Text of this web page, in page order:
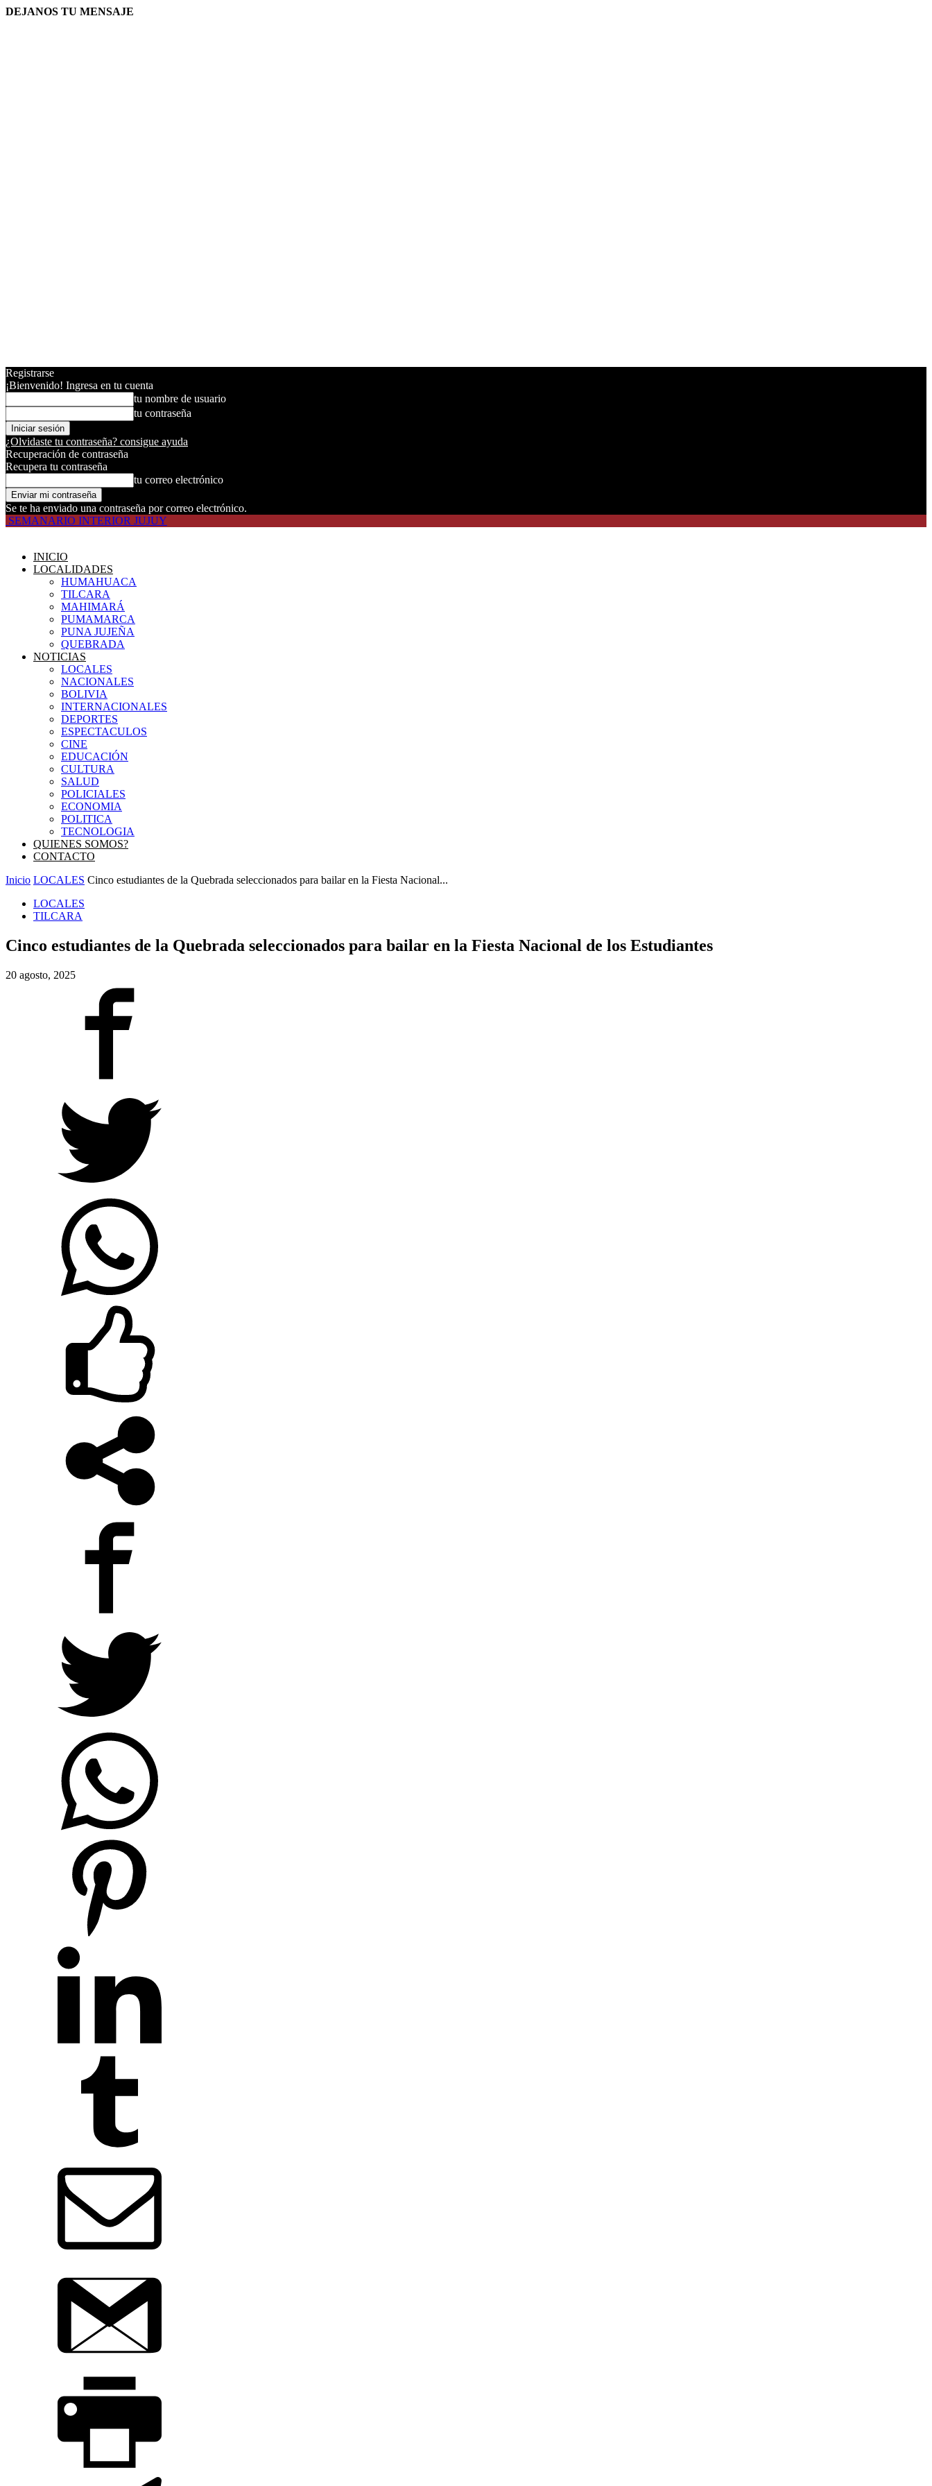
DEJANOS TU MENSAJE
Registrarse
¡Bienvenido! Ingresa en tu cuenta
tu nombre de usuario
tu contraseña
¿Olvidaste tu contraseña? consigue ayuda
Recuperación de contraseña
Recupera tu contraseña
tu correo electrónico
Se te ha enviado una contraseña por correo electrónico.
SEMANARIO INTERIOR JUJUY
INICIO
LOCALIDADES
HUMAHUACA
TILCARA
MAHIMARÁ
PUMAMARCA
PUNA JUJEÑA
QUEBRADA
NOTICIAS
LOCALES
NACIONALES
BOLIVIA
INTERNACIONALES
DEPORTES
ESPECTACULOS
CINE
EDUCACIÓN
CULTURA
SALUD
POLICIALES
ECONOMIA
POLITICA
TECNOLOGIA
QUIENES SOMOS?
CONTACTO
Inicio LOCALES Cinco estudiantes de la Quebrada seleccionados para bailar en la Fiesta Nacional...
LOCALES
TILCARA
Cinco estudiantes de la Quebrada seleccionados para bailar en la Fiesta Nacional de los Estudiantes
20 agosto, 2025